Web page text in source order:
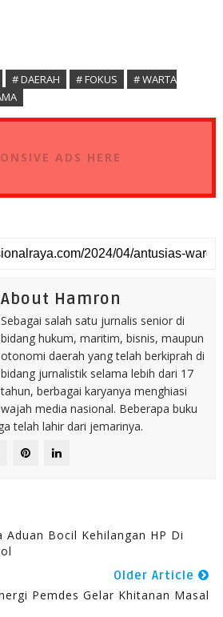
# DAERAH # FOKUS
# WARTA
ADS HERE
About Hamron
Sebagai salah satu jurnalis senior di
bidang hukum, maritim, bisnis, maupun
otonomi daerah yang telah berkiprah di
bidang jurnalistik selama lebih dari 17
tahun, berbagai karyanya menghiasi
wajah media nasional. Beberapa buku
telah lahir dari jemarinya.
Aduan Bocil Kehilangan HP Di
Older Article
Pemdes Gelar Khitanan Masal